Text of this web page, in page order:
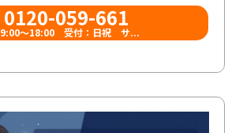
0120-059-661
9:00〜18:00 受付：日祝 サ...